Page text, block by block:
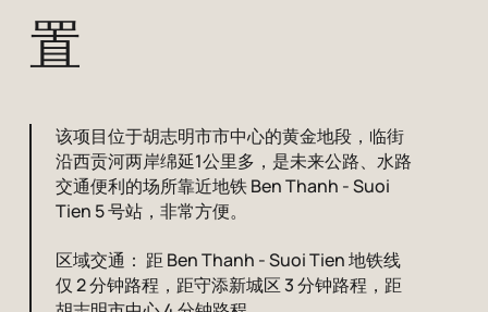
置
该项目位于胡志明市市中心的黄金地段，临街
沿西贡河两岸绵延1公里多，是未来公路、水路
交通便利的场所靠近地铁 Ben Thanh - Suoi
Tien 5 号站，非常方便。
区域交通： 距 Ben Thanh - Suoi Tien 地铁线
仅 2 分钟路程，距守添新城区 3 分钟路程，距